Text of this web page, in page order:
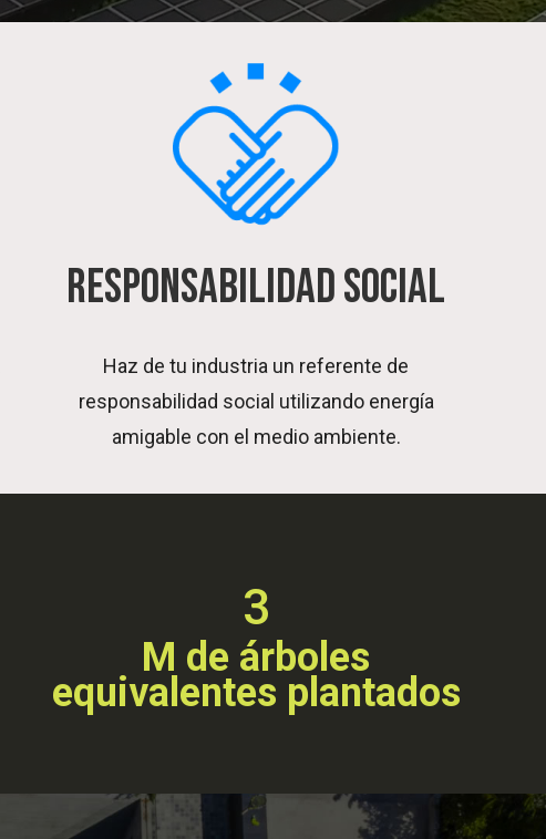
RESPONSABILIDAD SOCIAL
Haz de tu industria un referente de
responsabilidad social utilizando energía
amigable con el medio ambiente.
3
M de árboles
equivalentes plantados